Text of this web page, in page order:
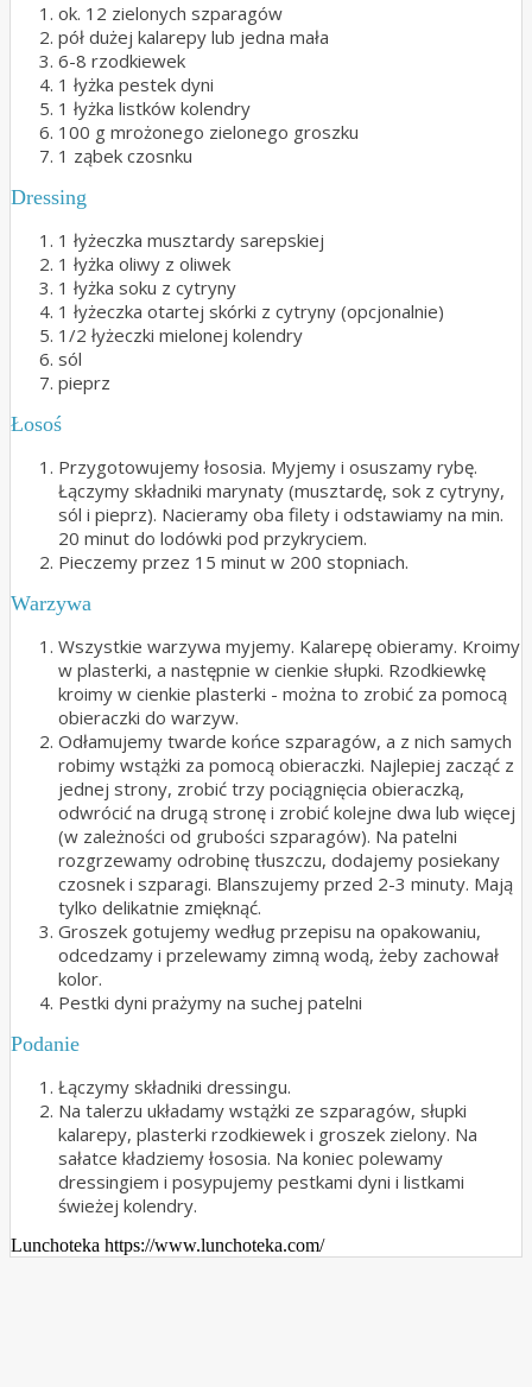
ok. 12 zielonych szparagów
pół dużej kalarepy lub jedna mała
6-8 rzodkiewek
1 łyżka pestek dyni
1 łyżka listków kolendry
100 g mrożonego zielonego groszku
1 ząbek czosnku
Dressing
1 łyżeczka musztardy sarepskiej
1 łyżka oliwy z oliwek
1 łyżka soku z cytryny
1 łyżeczka otartej skórki z cytryny (opcjonalnie)
1/2 łyżeczki mielonej kolendry
sól
pieprz
Łosoś
Przygotowujemy łososia. Myjemy i osuszamy rybę.
Łączymy składniki marynaty (musztardę, sok z cytryny,
sól i pieprz). Nacieramy oba filety i odstawiamy na min.
20 minut do lodówki pod przykryciem.
Pieczemy przez 15 minut w 200 stopniach.
Warzywa
Wszystkie warzywa myjemy. Kalarepę obieramy. Kroimy
w plasterki, a następnie w cienkie słupki. Rzodkiewkę
kroimy w cienkie plasterki - można to zrobić za pomocą
obieraczki do warzyw.
Odłamujemy twarde końce szparagów, a z nich samych
robimy wstążki za pomocą obieraczki. Najlepiej zacząć z
jednej strony, zrobić trzy pociągnięcia obieraczką,
odwrócić na drugą stronę i zrobić kolejne dwa lub więcej
(w zależności od grubości szparagów). Na patelni
rozgrzewamy odrobinę tłuszczu, dodajemy posiekany
czosnek i szparagi. Blanszujemy przed 2-3 minuty. Mają
tylko delikatnie zmięknąć.
Groszek gotujemy według przepisu na opakowaniu,
odcedzamy i przelewamy zimną wodą, żeby zachował
kolor.
Pestki dyni prażymy na suchej patelni
Podanie
Łączymy składniki dressingu.
Na talerzu układamy wstążki ze szparagów, słupki
kalarepy, plasterki rzodkiewek i groszek zielony. Na
sałatce kładziemy łososia. Na koniec polewamy
dressingiem i posypujemy pestkami dyni i listkami
świeżej kolendry.
Lunchoteka https://www.lunchoteka.com/